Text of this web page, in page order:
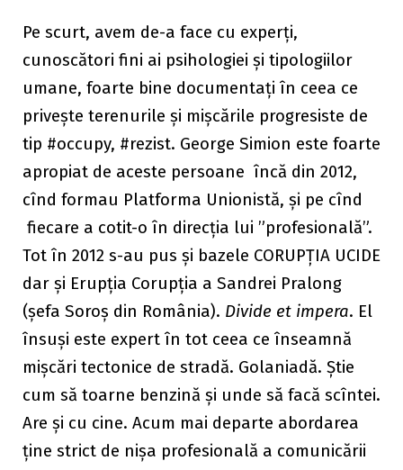
Pe scurt, avem de-a face cu experți,
cunoscători fini ai psihologiei și tipologiilor
umane, foarte bine documentați în ceea ce
privește terenurile și mișcările progresiste de
tip #occupy, #rezist. George Simion este foarte
apropiat de aceste persoane încă din 2012,
cînd formau Platforma Unionistă, și pe cînd
fiecare a cotit-o în direcția lui ”profesională”.
Tot în 2012 s-au pus și bazele CORUPȚIA UCIDE
dar și Erupția Corupția a Sandrei Pralong
(șefa Soroș din România). Divide et impera. El
însuși este expert în tot ceea ce înseamnă
mișcări tectonice de stradă. Golaniadă. Știe
cum să toarne benzină și unde să facă scîntei.
Are și cu cine. Acum mai departe abordarea
ține strict de nișa profesională a comunicării